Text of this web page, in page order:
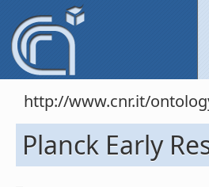
http://www.cnr.it/
Planck Early